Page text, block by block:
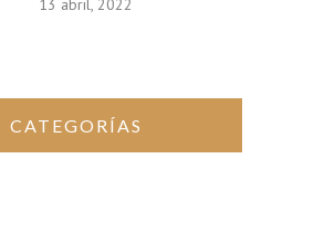
13 abril, 2022
CATEGORÍAS